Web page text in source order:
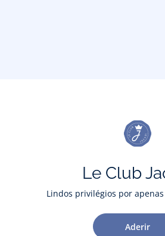
Le Club
Lindos privilégios por
Aderir